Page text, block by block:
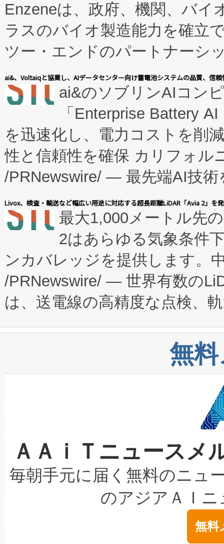
Enzeneは、政府、機関、バイ
ラスのバイオ製造能力を確立
ツー・エンドのパートナーシ
表しました。 同社の実績ある
manufacturing™ (FCCM™) プ
たNeXは、バイオ医薬品製造
従来のフェッドバッチ施設の
に、患者やサプライチェーン
キー方式で拡張性が高く、持
す。FCCM‑を活用した現地生
患者にとっての費用負担を大
のアクセスを大幅に拡大する
Fully-Connected Continuous
プログラムには、施設設計・
に関する技術移転および知的
構造化トレーニングカリキュ
上げおよび商用化段階におけ
設備整備および立ち上げ調整
加組織は、Enzeneのバイオ
選定された製品について、自
取得できる可能性もあります
設には、3億～4億ドルかか
最高経営責任者（CEO）であ
す。「当社のfully-connected
ームを利用すれば、6,000万
きます。この効率性は、フェ
ai&、Voltaiqと協業し、AIデータセンター向け蓄電池システムの品質、信
ai&のソブリンAIコン
「Enterprise Battery
を迅速化し、電力コストを削
性と信頼性を確保 カリフォル
/PRNewswire/ — 最先端AI技術
会社エーアイ・アンド：本社
President原信平）と、エンタ
ードするVoltaiqは、日本にあ
ーエネルギー貯蔵システム（
た。 Voltaiq独自のAI搭載プラ
定、統合、導入、運用に至る
安全性を追跡し、確保する事
増加しているデータセンター
る電力網に大きな負担をかけ
事業者の負担軽減という課題
系統連系を迅速にし、ピーク
限を超えて利用可能な電力容
持できるよう貢献します。こ
ービスレベル契約（SLA）違
テリー性能の劣化によるダウ
念は、現在データセンターが
ます。 Voltaiq provides a
Livox、検査・輸送など幅広い用途に対応する超長距離LiDAR「Avia 2」を
最大1,000メートル先
2はあらゆる気象条件
ンカバレッジを提供します。
/PRNewswire/ — 世界有数の
は、送電線の高精度な点検、
や穀物倉庫におけるバルク材
リューション「Avia 2」を発
したAvia 2は、1,000メート
狭視野のFOVを切り替えるこ
ケーブル、枝などの細かな対
なレーザースポットにより、
な環境下でも豊かなディテー
キロメートル範囲を検出
LiDAR for Inspections,
は1535 nmレーザーを搭載。
イズの小径化を実現すること
無
ＡＡｉＴニュース
毎朝手元に届く無料のニュ
のアジアＡＩ
無料